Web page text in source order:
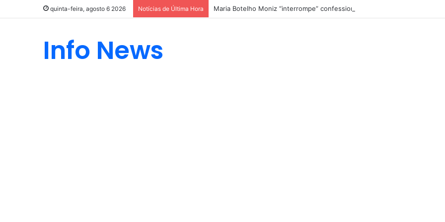
quinta-feira, agosto 6 2026 Notícias de Última Hora Maria Botelho Moniz “interrompe” confessionário
Info News